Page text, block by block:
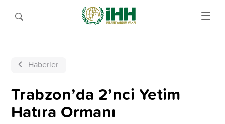
Haberler
Trabzon’da 2’nci Yetim
Hatıra Ormanı